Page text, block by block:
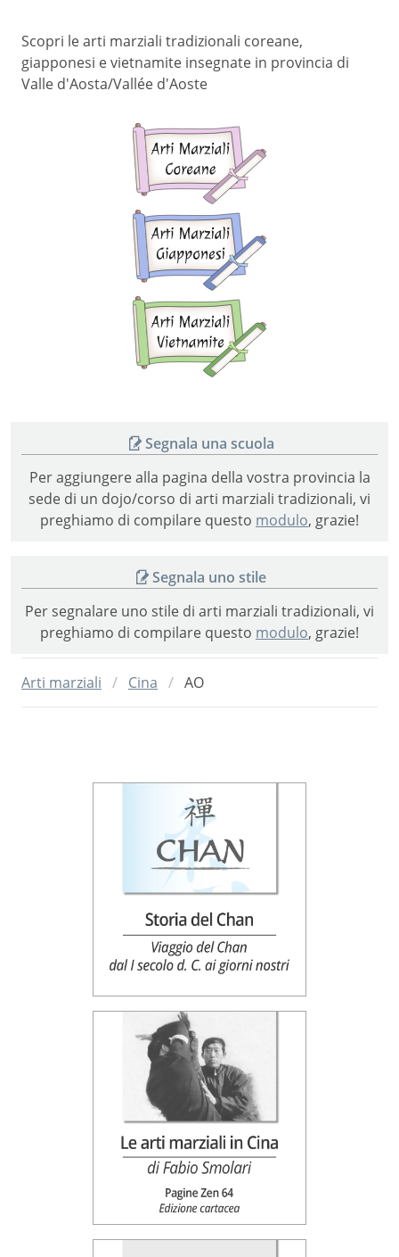
Scopri le arti marziali tradizionali coreane,
giapponesi e vietnamite insegnate in provincia di
Valle d'Aosta/Vallée d'Aoste
marziali
marziali
marziali
Segnala una scuola
Per aggiungere alla pagina della vostra provincia la
sede di un dojo/corso di arti marziali tradizionali, vi
preghiamo di compilare questo modulo, grazie!
Segnala uno stile
Per segnalare uno stile di arti marziali tradizionali, vi
preghiamo di compilare questo modulo, grazie!
Arti marziali Cina AO